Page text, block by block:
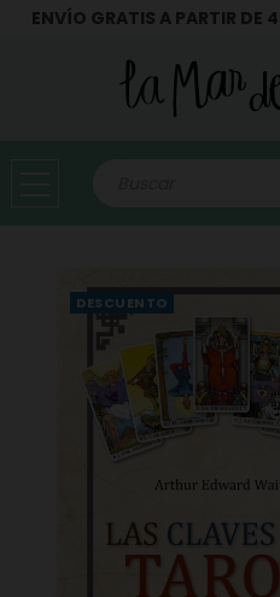
ENVÍO GRATIS A PARTIR DE
DESCUENTO